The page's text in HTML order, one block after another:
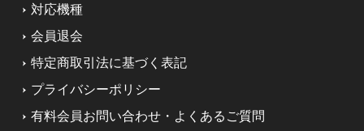
対応機種
会員退会
特定商取引法に基づく表記
プライバシーポリシー
有料会員お問い合わせ・よくあるご質問